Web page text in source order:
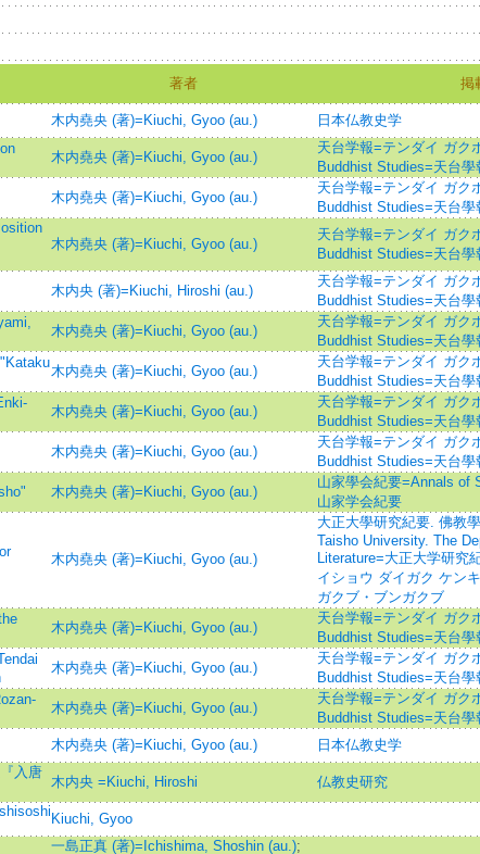
著者 掲
木内堯央 (著)=Kiuchi, Gyoo (au.) 日本仏教史学
木内堯央 (著)=Kiuchi, Gyoo (au.)
天台学報=テンダイ ガク
Buddhist Studies=天台學
木内堯央 (著)=Kiuchi, Gyoo (au.)
天台学報=テンダイ ガク
Buddhist Studies=天台學
木内堯央 (著)=Kiuchi, Gyoo (au.)
天台学報=テンダイ ガク
Buddhist Studies=天台學
木内央 (著)=Kiuchi, Hiroshi (au.)
天台学報=テンダイ ガク
Buddhist Studies=天台學
木内堯央 (著)=Kiuchi, Gyoo (au.)
天台学報=テンダイ ガク
Buddhist Studies=天台學
木内堯央 (著)=Kiuchi, Gyoo (au.)
天台学報=テンダイ ガク
Buddhist Studies=天台學
木内堯央 (著)=Kiuchi, Gyoo (au.)
天台学報=テンダイ ガク
Buddhist Studies=天台學
木内堯央 (著)=Kiuchi, Gyoo (au.)
天台学報=テンダイ ガク
Buddhist Studies=天台學
木内堯央 (著)=Kiuchi, Gyoo (au.)
山家學会紀要=Annals of
山家学会紀要
木内堯央 (著)=Kiuchi, Gyoo (au.)
大正大學研究紀要. 佛教
Taisho University. The
Literature=大正大学研究
イショウ ダイガク ケン
ガクブ・ブンガクブ
木内堯央 (著)=Kiuchi, Gyoo (au.)
天台学報=テンダイ ガク
Buddhist Studies=天台學
木内堯央 (著)=Kiuchi, Gyoo (au.)
天台学報=テンダイ ガク
Buddhist Studies=天台學
木内堯央 (著)=Kiuchi, Gyoo (au.)
天台学報=テンダイ ガク
Buddhist Studies=天台學
木内堯央 (著)=Kiuchi, Gyoo (au.) 日本仏教史学
入唐
木内央 =Kiuchi, Hiroshi 仏教史研究
Kiuchi, Gyoo
一島正真 (著)=Ichishima, Shoshin (au.);